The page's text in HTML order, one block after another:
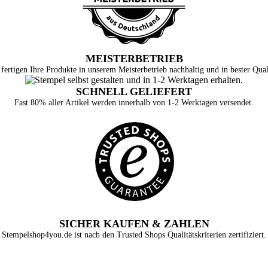
MEISTERBETRIEB
Ihre Produkte in unserem Meisterbetrieb nachhaltig und in bester
SCHNELL GELIEFERT
Fast 80% aller Artikel werden innerhalb von 1-2 Werktagen versendet.
SICHER KAUFEN & ZAHLEN
Stempelshop4you.de ist nach den Trusted Shops Qualitätskriterien zertifiziert.